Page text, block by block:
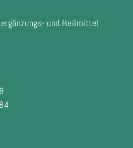
und Heilmittel